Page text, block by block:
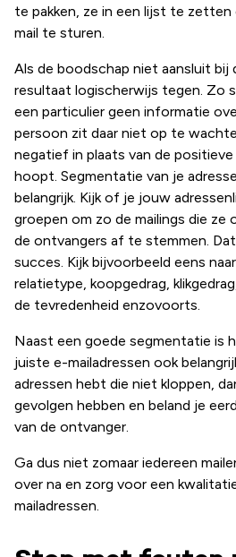
te pakken, ze in een lijst te zetten
mail te sturen.
Als de boodschap niet aansluit
resultaat logischerwijs tegen. Zo
een particulier geen informatie
persoon zit daar niet op te
negatief in plaats van de
hoopt. Segmentatie van je
belangrijk. Kijk of je jouw
groepen om zo de mailings die ze
de ontvangers af te stemmen.
succes. Kijk bijvoorbeeld eens
relatietype, koopgedrag,
de tevredenheid enzovoorts.
Naast een goede segmentatie is
juiste e-mailadressen ook
adressen hebt die niet kloppen,
gevolgen hebben en beland je
van de ontvanger.
Ga dus niet zomaar iedereen
over na en zorg voor een
mailadressen.